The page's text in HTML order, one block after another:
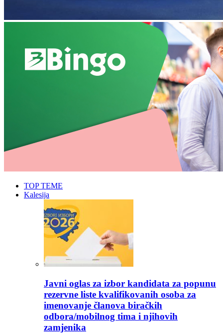
TOP TEME
Kalesija
Javni oglas za izbor kandidata za popunu
rezervne liste kvalifikovanih osoba za
imenovanje članova biračkih
odbora/mobilnog tima i njihovih
zamjenika